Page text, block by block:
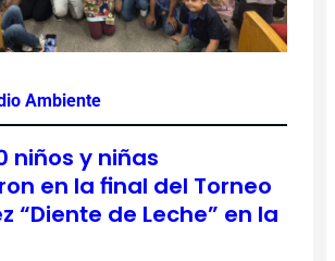
Ambiente
niños y niñas
en la final del Torneo
“Diente de Leche” en la